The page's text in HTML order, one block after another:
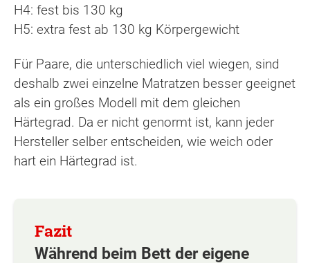
H4: fest bis 130 kg
H5: extra fest ab 130 kg Körpergewicht
Für Paare, die unterschiedlich viel wiegen, sind
deshalb zwei einzelne Matratzen besser geeignet
als ein großes Modell mit dem gleichen
Härtegrad. Da er nicht genormt ist, kann jeder
Hersteller selber entscheiden, wie weich oder
hart ein Härtegrad ist.
Während beim Bett der eigene